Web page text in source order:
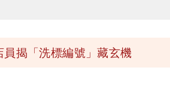
揭「洗標編號」藏玄機